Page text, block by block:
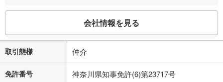
会社情報を見る
取引態様 仲介
免許番号 神奈川県知事免許(6)第23717号